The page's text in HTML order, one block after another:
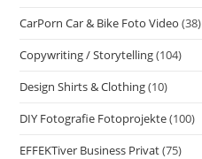
CarPorn Car & Bike Foto Video (38)
Copywriting / Storytelling(104)
Design Shirts & Clothing(10)
DIY Fotografie Fotoprojekte(100)
EFFEKTiver Business Privat(75)